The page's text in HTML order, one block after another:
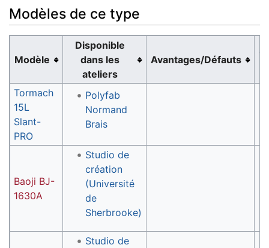
Modèles de ce type
Modèle
Disponible
dans les
ateliers
Avantages/Défauts
Tormach
15L
Slant-
PRO
Polyfab
Normand
Brais
Baoji BJ-
1630A
Studio de
création
(Université
de
Sherbrooke)
Studio de